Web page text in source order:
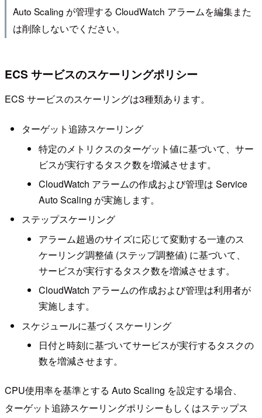
Auto Scaling が管理する CloudWatch アラームを編集また
は削除しないでください。
ECS サービスのスケーリングポリシー
ECS サービスのスケーリングは3種類あります。
ターゲット追跡スケーリング
特定のメトリクスのターゲット値に基づいて、サー
ビスが実行するタスク数を増減させます。
CloudWatch アラームの作成および管理は Service
Auto Scaling が実施します。
ステップスケーリング
アラーム超過のサイズに応じて変動する一連のス
ケーリング調整値 (ステップ調整値) に基づいて、
サービスが実行するタスク数を増減させます。
CloudWatch アラームの作成および管理は利用者が
実施します。
スケジュールに基づくスケーリング
日付と時刻に基づいてサービスが実行するタスクの
数を増減させます。
CPU使用率を基準とする Auto Scaling を設定する場合、
ターゲット追跡スケーリングポリシーもしくはステップス